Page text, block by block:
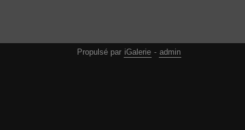
Propulsé par iGalerie - admin